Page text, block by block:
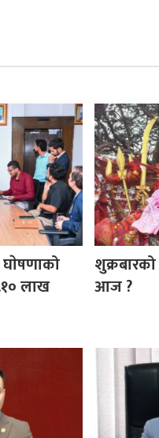
घाेषणाको
लाख
आज ?